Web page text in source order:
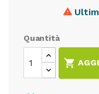

Quantità
